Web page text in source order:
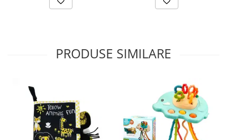
PRODUSE SIMILARE